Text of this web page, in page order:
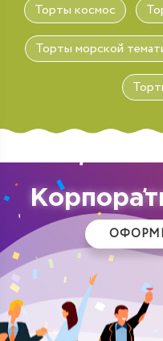
Торты космос
Торты морской